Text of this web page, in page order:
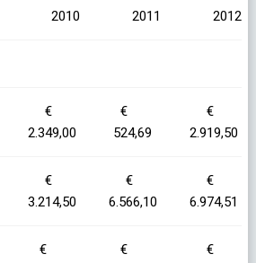
2010 2011 2012
€
2.349,00
€
524,69
€
2.919,50
€
3.214,50
€
6.566,10
€
6.974,51
€
€
€